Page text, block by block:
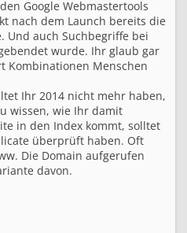
Google Webmastertools
nach dem Launch bereits die
Und auch Suchbegriffe bei
wurde. Ihr glaub gar
Kombinationen Menschen
Ihr 2014 nicht mehr haben,
wissen, wie Ihr damit
in den Index kommt, solltet
überprüft haben. Oft
Die Domain aufgerufen
davon.